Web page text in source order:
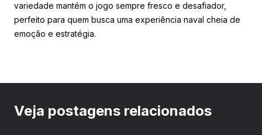
variedade mantém o jogo sempre fresco e desafiador,
perfeito para quem busca uma experiência naval cheia de
emoção e estratégia.
Veja postagens relacionados